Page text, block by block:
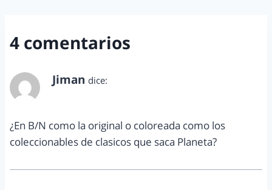
4 comentarios
Jiman dice:
¿En B/N como la original o coloreada como los
coleccionables de clasicos que saca Planeta?